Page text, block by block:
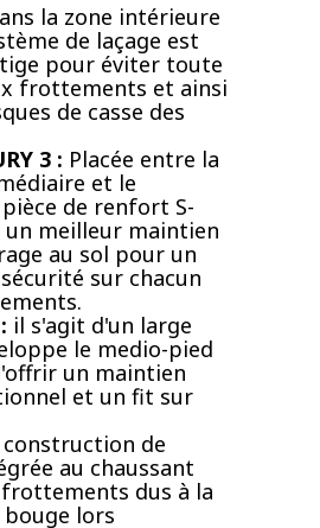
la zone intérieure
de laçage est
pour éviter toute
frottements et ainsi
de casse des
3 : Placée entre la
et le
de renfort S-
meilleur maintien
au sol pour un
sur chacun
il s'agit d'un large
le medio-pied
un maintien
et un fit sur
construction de
au chaussant
dus à la
lors